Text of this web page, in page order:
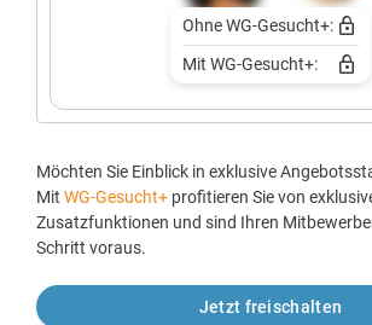
Ohne WG-Gesucht+:
Mit WG-Gesucht+:
Möchten Sie Einblick in exklusive
Mit WG-Gesucht+ profitieren Sie von
Zusatzfunktionen und sind Ihren
Schritt voraus.
Jetzt freischalten